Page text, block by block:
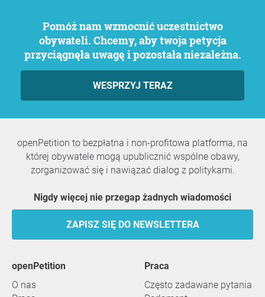
Pomóż nam wzmocnić uczestnictwo
obywateli. Chcemy, aby twoja petycja
przyciągnęła uwagę i pozostała niezależna.
WESPRZYJ TERAZ
openPetition to bezpłatna i non-profitowa platforma, na
której obywatele mogą upublicznić wspólne obawy,
zorganizować się i nawiązać dialog z politykami.
Nigdy więcej nie przegap żadnych wiadomości
ZAPISZ SIĘ DO NEWSLETTERA
openPetition
O nas
praca
Często zadawane pytania